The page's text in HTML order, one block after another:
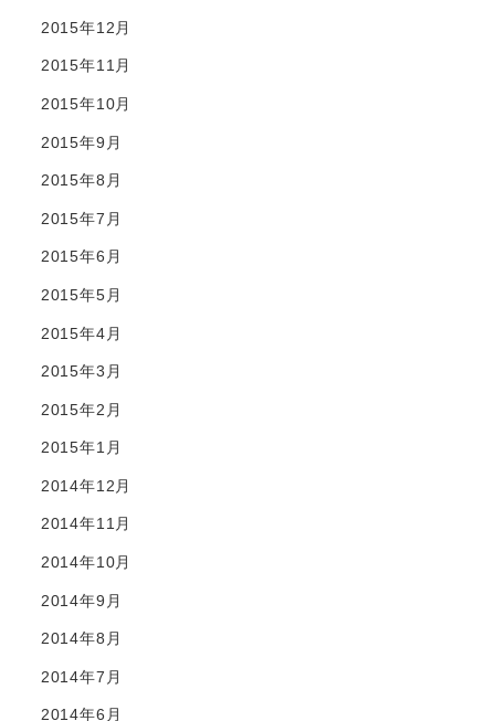
2015年12月
2015年11月
2015年10月
2015年9月
2015年8月
2015年7月
2015年6月
2015年5月
2015年4月
2015年3月
2015年2月
2015年1月
2014年12月
2014年11月
2014年10月
2014年9月
2014年8月
2014年7月
2014年6月